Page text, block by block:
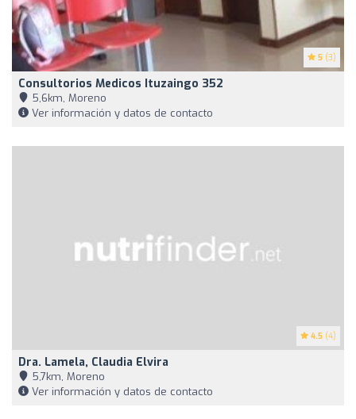
5 (3)
Consultorios Medicos Ituzaingo 352
5,6km, Moreno
Ver información y datos de contacto
4.5 (4)
Dra. Lamela, Claudia Elvira
5,7km, Moreno
Ver información y datos de contacto